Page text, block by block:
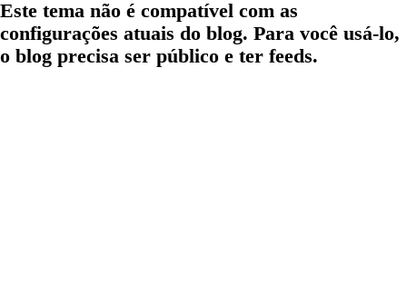
Este tema não é compatível com as
configurações atuais do blog. Para você usá-lo,
o blog precisa ser público e ter feeds.